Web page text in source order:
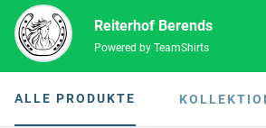
Reiterhof Berends
Powered by TeamShirts
ALLE PRODUKTE